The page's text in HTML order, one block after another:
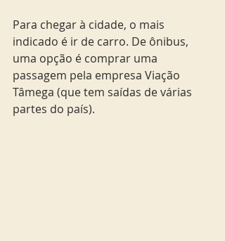
Para chegar à cidade, o mais
indicado é ir de carro. De ônibus,
uma opção é comprar uma
passagem pela empresa Viação
Tâmega (que tem saídas de várias
partes do país).